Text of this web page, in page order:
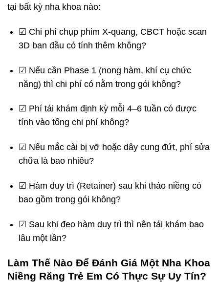
tại bất kỳ nha khoa nào:
☑ Chi phí chụp phim X-quang, CBCT hoặc scan
3D ban đầu có tính thêm không?
☑ Nếu cần Phase 1 (nong hàm, khí cụ chức
năng) thì chi phí có nằm trong gói không?
☑ Phí tái khám định kỳ mỗi 4–6 tuần có được
tính vào tổng chi phí không?
☑ Nếu mắc cài bị vỡ hoặc dây cung đứt, phí sửa
chữa là bao nhiêu?
☑ Hàm duy trì (Retainer) sau khi tháo niềng có
bao gồm trong gói không?
☑ Sau khi đeo hàm duy trì thì nên tái khám bao
lâu một lần?
Làm Thế Nào Để Đánh Giá Một Nha Khoa
Niềng Răng Trẻ Em Có Thực Sự Uy Tín?